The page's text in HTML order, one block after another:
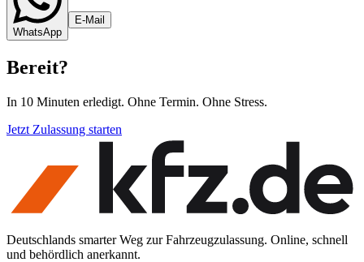
WhatsApp
E-Mail
Bereit?
In 10 Minuten erledigt. Ohne Termin. Ohne Stress.
Jetzt Zulassung starten
Deutschlands smarter Weg zur Fahrzeugzulassung. Online, schnell
und behördlich anerkannt.